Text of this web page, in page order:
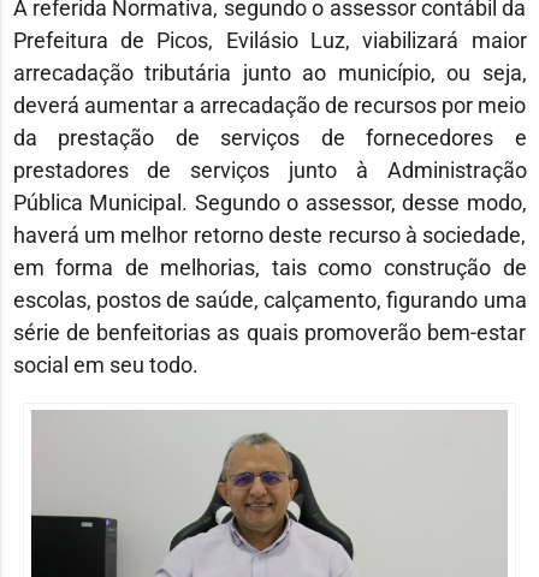
A referida Normativa, segundo o assessor contábil da
Prefeitura de Picos, Evilásio Luz, viabilizará maior
arrecadação tributária junto ao município, ou seja,
deverá aumentar a arrecadação de recursos por meio
da prestação de serviços de fornecedores e
prestadores de serviços junto à Administração
Pública Municipal. Segundo o assessor, desse modo,
haverá um melhor retorno deste recurso à sociedade,
em forma de melhorias, tais como construção de
escolas, postos de saúde, calçamento, figurando uma
série de benfeitorias as quais promoverão bem-estar
social em seu todo.